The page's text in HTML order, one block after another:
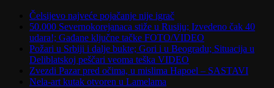
Čelsijevo najveće pojačanje nije igrač
50.000 Severnokorejanaca stiže u Rusiju; Izvedeno čak 40
udara!; Gađane ključne tačke FOTO/VIDEO
Požari u Srbiji i dalje bukte; Gori i u Beogradu; Situacija u
Deliblatskoj peščari veoma teška VIDEO
Zvezdi Pazar pred očima, u mislima Hapoel – SASTAVI
Nela-art kutak otvoren u Lamelama